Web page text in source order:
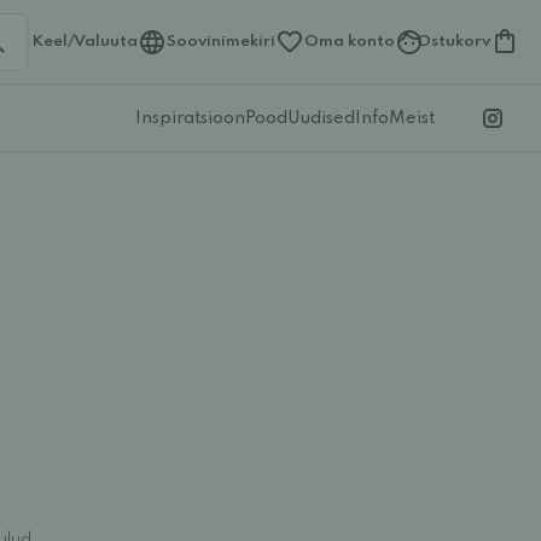
Keel/Valuuta Soovinimekiri Oma konto Ostukorv
Inspiratsioon Pood Uudised InfoMeist